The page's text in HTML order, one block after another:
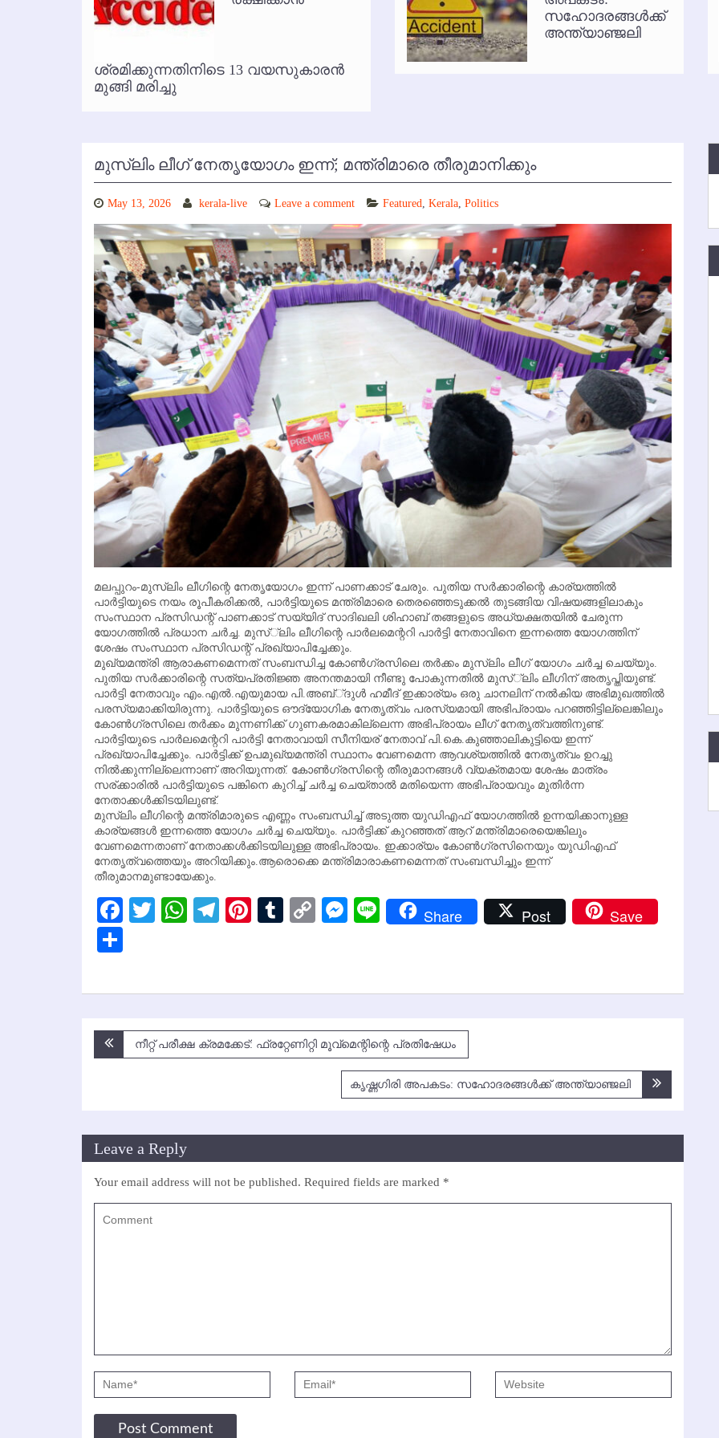
കോഴിക്കോട് വിമാനത്താവളത്തില്‍ അനധികൃത പാര്‍ക്കിംഗ് പിരിവ് : പരാതി തള്ളി
ശ്രമിക്കുന്നതിനിടെ 13 വയസുകാരന്‍
മുങ്ങി മരിച്ചു
സഹോദരങ്ങള്‍ക്ക്
അന്ത്യാഞ്ജലി
മുസ്ലിം ലീഗ് നേതൃയോഗം ഇന്ന്; മന്ത്രിമാരെ തീരുമാനിക്കും
May 13, 2026 kerala-live Leave a comment Featured, Kerala, Politics
മലപ്പുറം-മുസ്ലിം ലീഗിന്റെ നേതൃയോഗം ഇന്ന് പാണക്കാട് ചേരും. പുതിയ സര്‍ക്കാരിന്റെ കാര്യത്തില്‍
പാര്‍ട്ടിയുടെ നയം രൂപീകരിക്കല്‍, പാര്‍ട്ടിയുടെ മന്ത്രിമാരെ തെരഞ്ഞെടുക്കല്‍ തുടങ്ങിയ വിഷയങ്ങളിലാകും
സംസ്ഥാന പ്രസിഡന്റ് പാണക്കാട് സയ്യിദ് സാദിഖലി ശിഹാബ് തങ്ങളുടെ അധ്യക്ഷതയില്‍ ചേരുന്ന
യോഗത്തില്‍ പ്രധാന ചര്‍ച്ച. മുസ്്‌ലിം ലീഗിന്റെ പാര്‍ലമെന്ററി പാര്‍ട്ടി നേതാവിനെ ഇന്നത്തെ യോഗത്തിന്
ശേഷം സംസ്ഥാന പ്രസിഡന്റ് പ്രഖ്യാപിച്ചേക്കും.
മുഖ്യമന്ത്രി ആരാകണമെന്നത് സംബന്ധിച്ച കോണ്‍ഗ്രസിലെ തര്‍ക്കം മുസ്ലിം ലീഗ് യോഗം ചര്‍ച്ച ചെയ്യും.
പുതിയ സര്‍ക്കാരിന്റെ സത്യപ്രതിജ്ഞ അനന്തമായി നീണ്ടു പോകുന്നതില്‍ മുസ്്‌ലിം ലീഗിന് അതൃപ്തിയുണ്ട്.
പാര്‍ട്ടി നേതാവും എം.എല്‍.എയുമായ പി.അബ്്ദുള്‍ ഹമീദ് ഇക്കാര്യം ഒരു ചാനലിന് നല്‍കിയ അഭിമുഖത്തില്‍
പരസ്യമാക്കിയിരുന്നു. പാര്‍ട്ടിയുടെ ഔദ്യോഗിക നേതൃത്വം പരസ്യമായി അഭിപ്രായം പറഞ്ഞിട്ടില്ലെങ്കിലും
കോണ്‍ഗ്രസിലെ തര്‍ക്കം മുന്നണിക്ക് ഗുണകരമാകില്ലെന്ന അഭിപ്രായം ലീഗ് നേതൃത്വത്തിനുണ്ട്.
പാര്‍ട്ടിയുടെ പാര്‍ലമെന്ററി പാര്‍ട്ടി നേതാവായി സീനിയര് നേതാവ് പി.കെ.കുഞ്ഞാലികുട്ടിയെ ഇന്ന്
പ്രഖ്യാപിച്ചേക്കും. പാര്‍ട്ടിക്ക് ഉപമുഖ്യമന്ത്രി സ്ഥാനം വേണമെന്ന ആവശ്യത്തില്‍ നേതൃത്വം ഉറച്ചു
നില്‍ക്കുന്നില്ലെന്നാണ് അറിയുന്നത്. കോണ്‍ഗ്രസിന്റെ തീരുമാനങ്ങള്‍ വ്യക്തമായ ശേഷം മാത്രം
സര്ക്കാരില്‍ പാര്‍ട്ടിയുടെ പങ്കിനെ കുറിച്ച് ചര്‍ച്ച ചെയ്താല്‍ മതിയെന്ന അഭിപ്രായവും മുതിര്‍ന്ന
നേതാക്കള്‍ക്കിടയിലുണ്ട്.
മുസ്ലിം ലീഗിന്റെ മന്ത്രിമാരുടെ എണ്ണം സംബന്ധിച്ച് അടുത്ത യുഡിഎഫ് യോഗത്തില്‍ ഉന്നയിക്കാനുള്ള
കാര്യങ്ങള്‍ ഇന്നത്തെ യോഗം ചര്‍ച്ച ചെയ്യും. പാര്‍ട്ടിക്ക് കുറഞ്ഞത് ആറ് മന്ത്രിമാരെയെങ്കിലും
വേണമെന്നതാണ് നേതാക്കള്‍ക്കിടയിലുള്ള അഭിപ്രായം. ഇക്കാര്യം കോണ്‍ഗ്രസിനെയും യുഡിഎഫ്
നേതൃത്വത്തെയും അറിയിക്കും.ആരൊക്കെ മന്ത്രിമാരാകണമെന്നത് സംബന്ധിച്ചും ഇന്ന്
തീരുമാനമുണ്ടായേക്കും.
Facebook
TwitterWhatsApp
Telegram
Pinterest
Tumblr
CopyMessenger
LineShare Post Save
Post
നീറ്റ് പരീക്ഷ ക്രമക്കേട്: ഫ്രറ്റേണിറ്റി മൂവ്‌മെന്റിന്റെ പ്രതിഷേധം
കൃഷ്ണഗിരി അപകടം: സഹോദരങ്ങള്‍ക്ക് അന്ത്യാഞ്ജലി
Leave a Reply
Your email address will not be published. Required fields are marked *